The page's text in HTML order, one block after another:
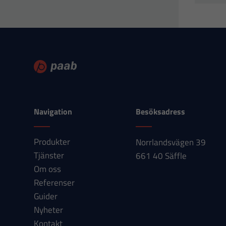
Navigation
Produkter
Tjänster
Om oss
Referenser
Guider
Nyheter
Besöksadress
Norrlandsvägen 39
661 40 Säffle